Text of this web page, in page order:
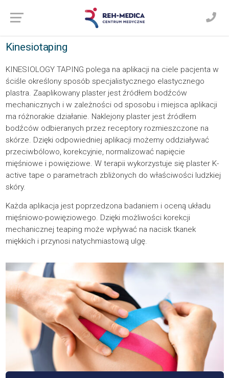
Kinesiotaping
KINESIOLOGY TAPING polega na aplikacji na ciele pacjenta w
ściśle określony sposób specjalistycznego elastycznego
plastra. Zaaplikowany plaster jest źródłem bodźców
mechanicznych i w zależności od sposobu i miejsca aplikacji
ma różnorakie działanie. Naklejony plaster jest źródłem
bodźców odbieranych przez receptory rozmieszczone na
skórze. Dzięki odpowiedniej aplikacji możemy oddziaływać
przeciwbólowo, korekcyjnie, normalizować napięcie
mięśniowe i powięziowe. W terapii wykorzystuje się plaster K-
active tape o parametrach zbliżonych do właściwości ludzkiej
skóry.
Każda aplikacja jest poprzedzona badaniem i oceną układu
mięśniowo-powięziowego. Dzięki możliwości korekcji
mechanicznej teaping może wpływać na nacisk tkanek
miękkich i przynosi natychmiastową ulgę.